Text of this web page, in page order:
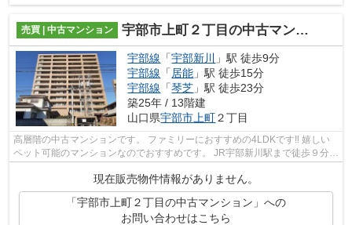
売買 | 中古マンション 宇部市上町２丁目の中古マンション
宇部線 「宇部新川
」駅 徒歩9分
宇部線 「 居能 」駅 徒歩15分
宇部線 「琴芝 」駅 徒歩23分
築25年 / 13階建
山口県宇部市 上町２丁目
高層階の中古マンションです。 ファミリーにおすすめの4LDKです‼ 嬉しい
ペット可能のマンションなのでおすすめです。 JR宇部新川駅まで徒歩９分で
す。 是非ご検討ください！
現在販売物件情報がありません。
「宇部市上町２丁目の中古マンション」への
お問い合わせはこちら